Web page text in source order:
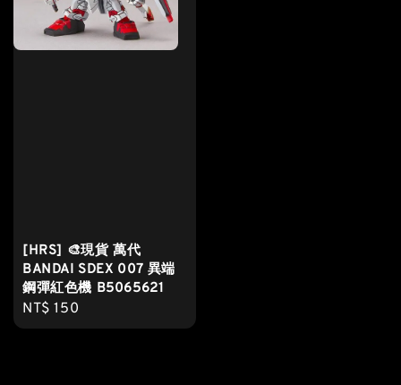
[HRS] 🎨現貨 萬代
BANDAI SDEX 007 異端
鋼彈紅色機 B5065621
Regular
price
NT$ 150